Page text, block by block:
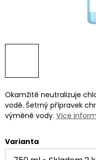
Okamžitě neutralizuje
vodě. Šetrný přípravek
výměně vody. Více
Varianta